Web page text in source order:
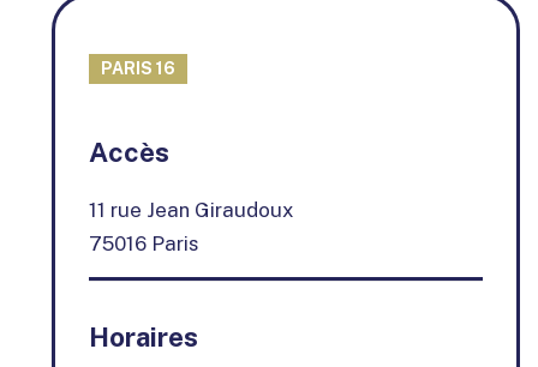
PARIS 16
−
Accès
11 rue Jean Giraudoux
75016 Paris
Horaires